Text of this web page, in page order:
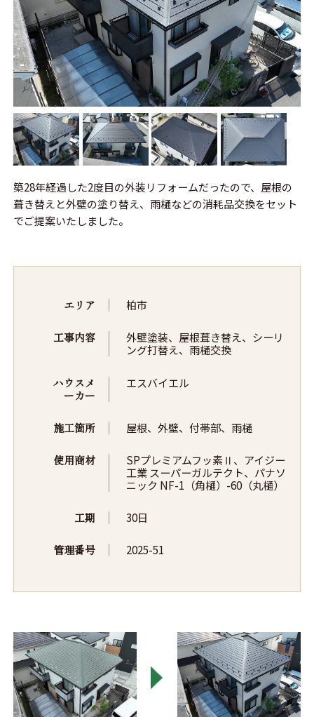
築28年経過した2度目の外装リフォームだったので、屋根の
葺き替えと外壁の塗り替え、雨樋などの消耗品交換をセット
でご提案いたしました。
エリア 柏市
工事内容
外壁塗装、屋根葺き替え、シーリ
ング打替え、雨樋交換
ハウスメ
ーカー
エスバイエル
施工箇所 屋根、外壁、付帯部、雨樋
使用商材
SPプレミアムフッ素Ⅱ、アイジー
工業 スーパーガルテクト、パナソ
ニック NF-1（角樋）-60（丸樋）
工期 30日
管理番号 2025-51